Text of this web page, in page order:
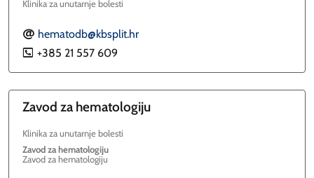
Klinika za unutarnje bolesti
E hematodb@kbsplit.hr
P +385 21 557 609
Zavod za hematologiju
Klinika za unutarnje bolesti
Zavod za hematologiju
Zavod za hematologiju